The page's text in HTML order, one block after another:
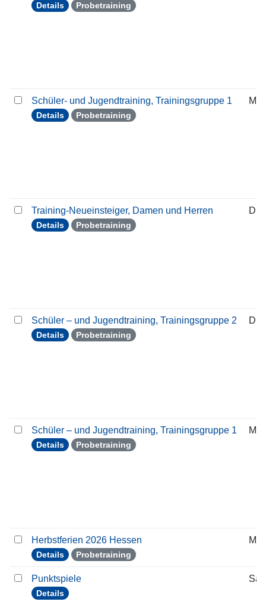
Details Probetraining
Schüler- und Jugendtraining, Trainingsgruppe 1
Details Probetraining
Training-Neueinsteiger, Damen und Herren
Details Probetraining
Schüler – und Jugendtraining, Trainingsgruppe 2
Details Probetraining
Schüler – und Jugendtraining, Trainingsgruppe 1
Details Probetraining
Herbstferien 2026 Hessen
Details Probetraining
Punktspiele
Details